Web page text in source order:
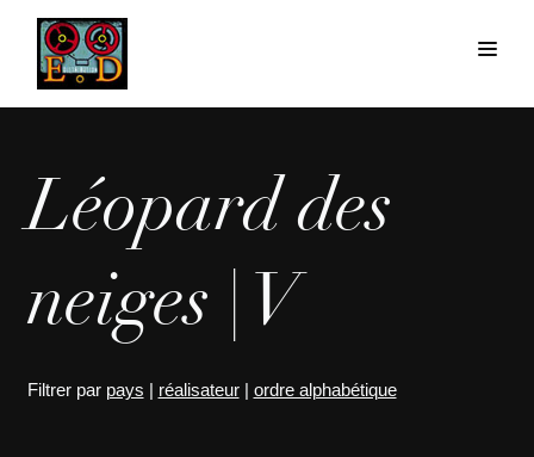
Léopard des
neiges | V
Filtrer par pays | réalisateur| ordre alphabétique